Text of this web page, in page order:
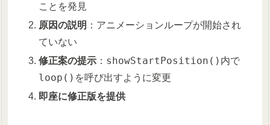
ことを発見
原因の説明 ：アニメーションループが開始され
ていない
修正案の提示 ： showStartPosition() 内で
loop() を呼び出すように変更
即座に修正版を提供